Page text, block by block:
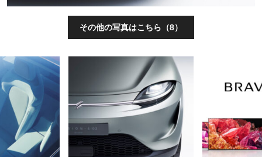
その他の写真はこちら（8）